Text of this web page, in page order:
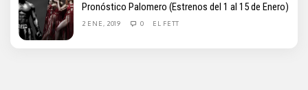
Pronóstico Palomero (Estrenos del 1 al 15 de Enero)
2 ENE, 2019 0 EL FETT